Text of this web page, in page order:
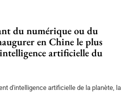
du numérique ou du
en Chine le plus
artificielle du
d'intelligence artificielle de la planète, la